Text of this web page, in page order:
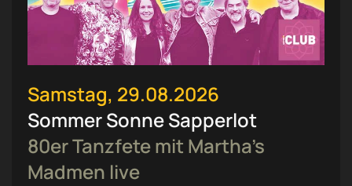
Samstag, 29.08.2026
Sommer Sonne Sapperlot
80er Tanzfete mit Martha’s
Madmen live